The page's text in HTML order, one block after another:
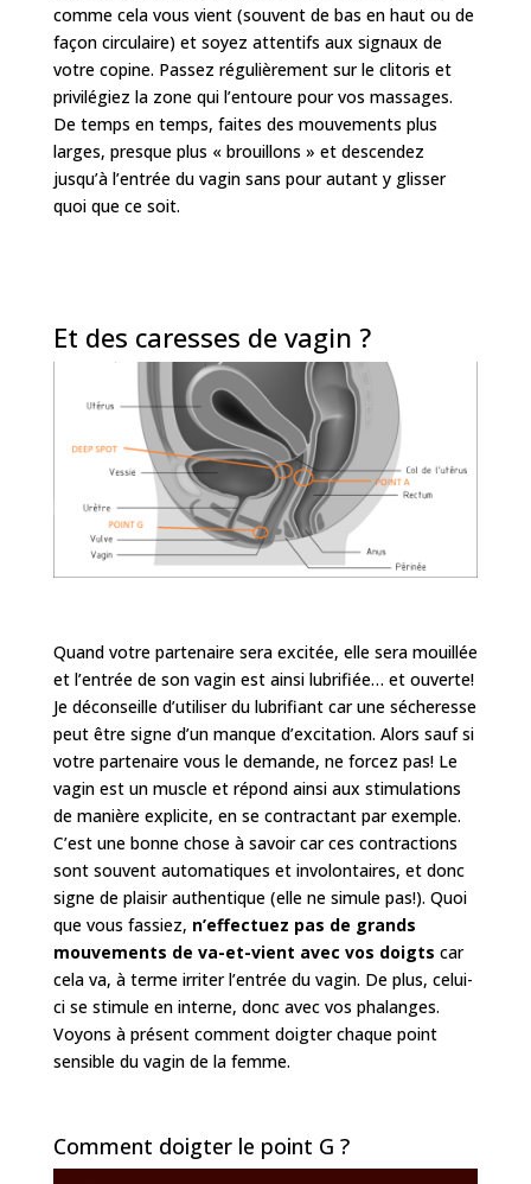
comme cela vous vient (souvent de bas en haut ou de
façon circulaire) et soyez attentifs aux signaux de
votre copine. Passez régulièrement sur le clitoris et
privilégiez la zone qui l’entoure pour vos massages.
De temps en temps, faites des mouvements plus
larges, presque plus « brouillons » et descendez
jusqu’à l’entrée du vagin sans pour autant y glisser
quoi que ce soit.
Et des caresses de vagin ?
Quand votre partenaire sera excitée, elle sera mouillée
et l’entrée de son vagin est ainsi lubrifiée… et ouverte!
Je déconseille d’utiliser du lubrifiant car une sécheresse
peut être signe d’un manque d’excitation. Alors sauf si
votre partenaire vous le demande, ne forcez pas! Le
vagin est un muscle et répond ainsi aux stimulations
de manière explicite, en se contractant par exemple.
C’est une bonne chose à savoir car ces contractions
sont souvent automatiques et involontaires, et donc
signe de plaisir authentique (elle ne simule pas!). Quoi
que vous fassiez, n’effectuez pas de grands
mouvements de va-et-vient avec vos doigts car
cela va, à terme irriter l’entrée du vagin. De plus, celui-
ci se stimule en interne, donc avec vos phalanges.
Voyons à présent comment doigter chaque point
sensible du vagin de la femme.
Comment doigter le point G ?